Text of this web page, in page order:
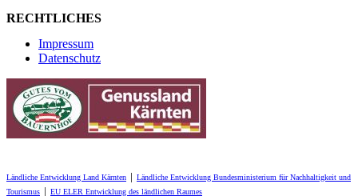
RECHTLICHES
Impressum
Datenschutz
Ländliche Entwicklung Land Kärnten
Ländliche Entwicklung Bundesministerium für Nachhaltigkeit und
Tourismus
EU ELER Entwicklung des ländlichen Raumes